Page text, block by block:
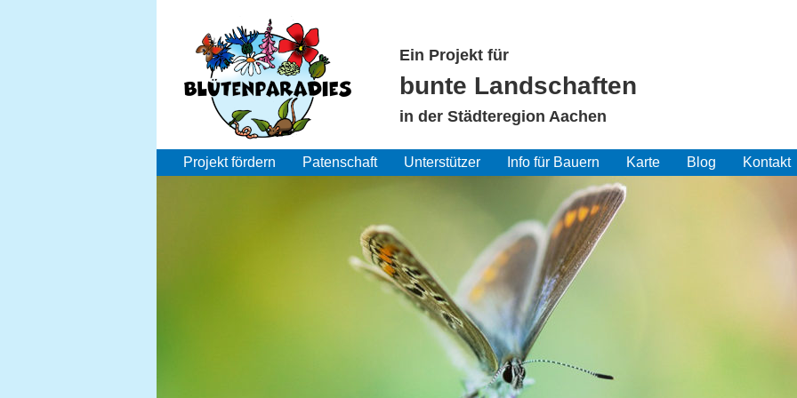
Ein Projekt für
bunte Landschaften
in der Städteregion Aachen
Projekt fördern Patenschaft Unterstützer Info für Bauern Karte Blog Kontakt